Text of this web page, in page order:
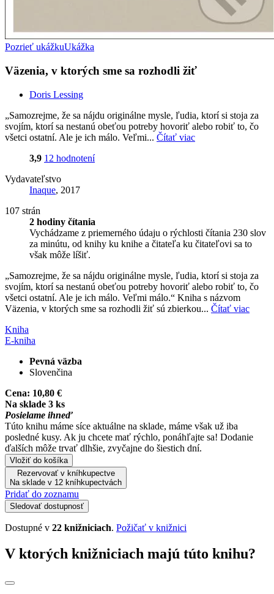
Pozrieť ukážkuUkážka
Väzenia, v ktorých sme sa rozhodli žiť
Doris Lessing
„Samozrejme, že sa nájdu originálne mysle, ľudia, ktorí si stoja za
svojím, ktorí sa nestanú obeťou potreby hovoriť alebo robiť to, čo
všetci ostatní. Ale je ich málo. Veľmi... Čítať viac
3,9 12 hodnotení
Vydavateľstvo
Inaque, 2017
107 strán
2 hodiny čítania
Vychádzame z priemerného údaju o rýchlosti čítania 230 slov
za minútu, od knihy ku knihe a čitateľa ku čitateľovi sa to
však môže líšiť.
„Samozrejme, že sa nájdu originálne mysle, ľudia, ktorí si stoja za
svojím, ktorí sa nestanú obeťou potreby hovoriť alebo robiť to, čo
všetci ostatní. Ale je ich málo. Veľmi málo.“ Kniha s názvom
Väzenia, v ktorých sme sa rozhodli žiť sú zbierkou... Čítať viac
Kniha
E-kniha
Pevná väzba
Slovenčina
Cena: 10,80 €
Na sklade 3 ks
Posielame ihneď
Túto knihu máme síce aktuálne na sklade, máme však už iba
posledné kusy. Ak ju chcete mať rýchlo, ponáhľajte sa! Dodanie
ďalších môže trvať dlhšie, zvyčajne do šiestich dní.
Vložiť do košíka
Rezervovať v kníhkupectve
Na sklade v 12 kníhkupectvách
Pridať do zoznamu
Sledovať dostupnosť
Dostupné v 22 knižniciach. Požičať v knižnici
V ktorých knižniciach majú túto knihu?